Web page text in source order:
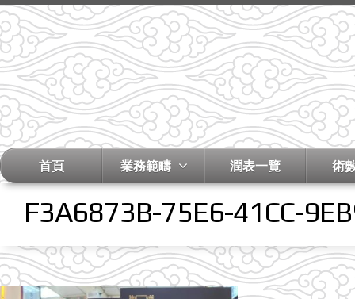
首頁 業務範疇 潤表一覽 術
F3A6873B-75E6-41CC-